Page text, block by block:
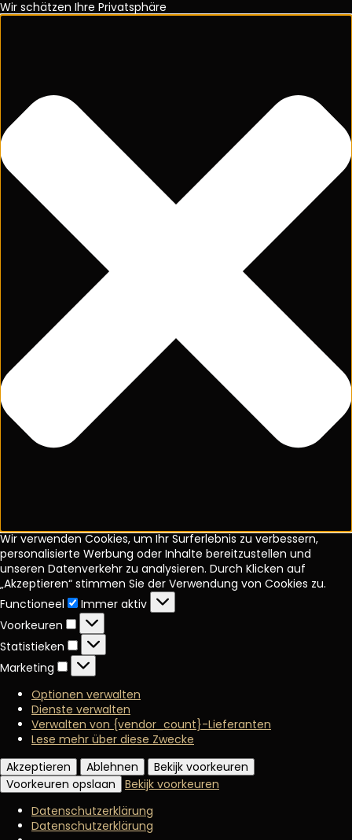
Wir schätzen Ihre Privatsphäre
Wir verwenden Cookies, um Ihr Surferlebnis zu verbessern,
personalisierte Werbung oder Inhalte bereitzustellen und
unseren Datenverkehr zu analysieren. Durch Klicken auf
„Akzeptieren“ stimmen Sie der Verwendung von Cookies zu.
Functioneel
Functioneel
Immer aktiv
Voorkeuren
Voorkeuren
Statistieken
Statistieken
Marketing
Marketing
Optionen verwalten
Dienste verwalten
Verwalten von {vendor_count}-Lieferanten
Lese mehr über diese Zwecke
Akzeptieren
Ablehnen
Bekijk voorkeuren
Voorkeuren opslaan
Bekijk voorkeuren
Datenschutzerklärung
Datenschutzerklärung